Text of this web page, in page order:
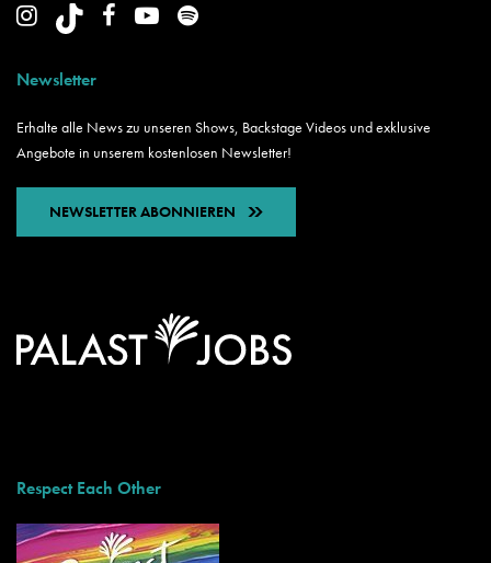
Newsletter
Erhalte alle News zu unseren Shows, Backstage Videos und exklusive
Angebote in unserem kostenlosen Newsletter!
NEWSLETTER ABONNIEREN
Respect Each Other